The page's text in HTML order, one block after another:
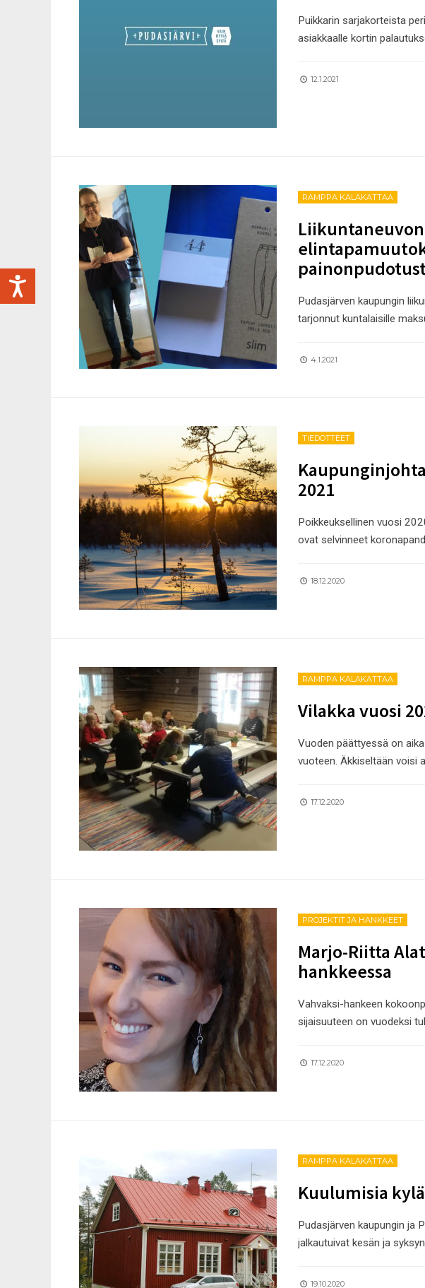
Puikkarin sarjakorteista
asiakkaalle kortin
12.1.2021
RAMPPA KALAKATTAA
Pudasjärven kaupungin
tarjonnut kuntalaisille
4.1.2021
TIEDOTTEET
2021
Poikkeuksellinen vuosi
ovat selvinneet
18.12.2020
RAMPPA KALAKATTAA
Vilakka vuosi
Vuoden päättyessä on
vuoteen. Äkkiseltään voisi
17.12.2020
PROJEKTIT JA HANKKEET
Marjo-Riitta
hankkeessa
Vahvaksi-hankeen
sijaisuuteen on vuodeksi
17.12.2020
RAMPPA KALAKATTAA
Kuulumisia
Pudasjärven kaupungin ja
jalkautuivat kesän ja
19.10.2020